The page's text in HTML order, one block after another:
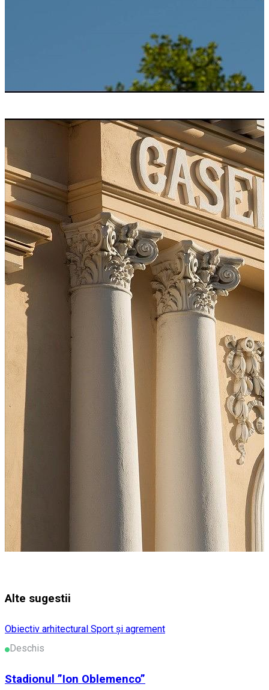
Alte sugestii
Obiectiv arhitectural Sport și agrement
Deschis
Stadionul ”Ion Oblemenco”